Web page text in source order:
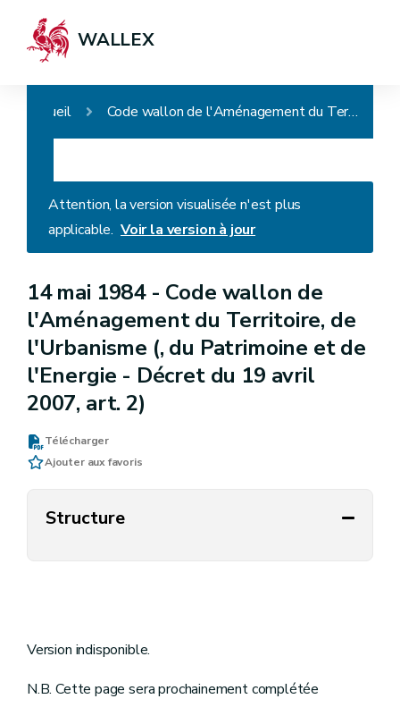
WALLEX
Accueil Code wallon de l'Aménagement du Territoire, de l'Urbanisme (, du Patrimoine et de l'Energie - Décret du 19 avril 2007, art. 2)
Attention, la version visualisée n'est plus
applicable. Voir la version à jour
14 mai 1984 - Code wallon de
l'Aménagement du Territoire, de
l'Urbanisme (, du Patrimoine et de
l'Energie - Décret du 19 avril
2007, art. 2)
Télécharger
Ajouter aux favoris
Structure
Version indisponible.
N.B. Cette page sera prochainement complétée